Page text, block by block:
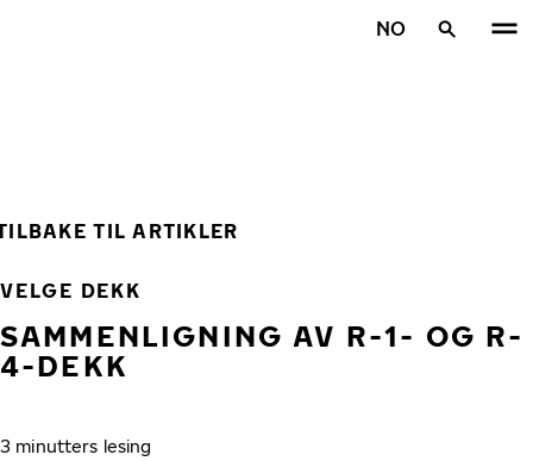
NO
TIL ARTIKLER
VELGE DEKK
SAMMENLIGNING AV R-1- OG R-
4-DEKK
3 minutters lesing